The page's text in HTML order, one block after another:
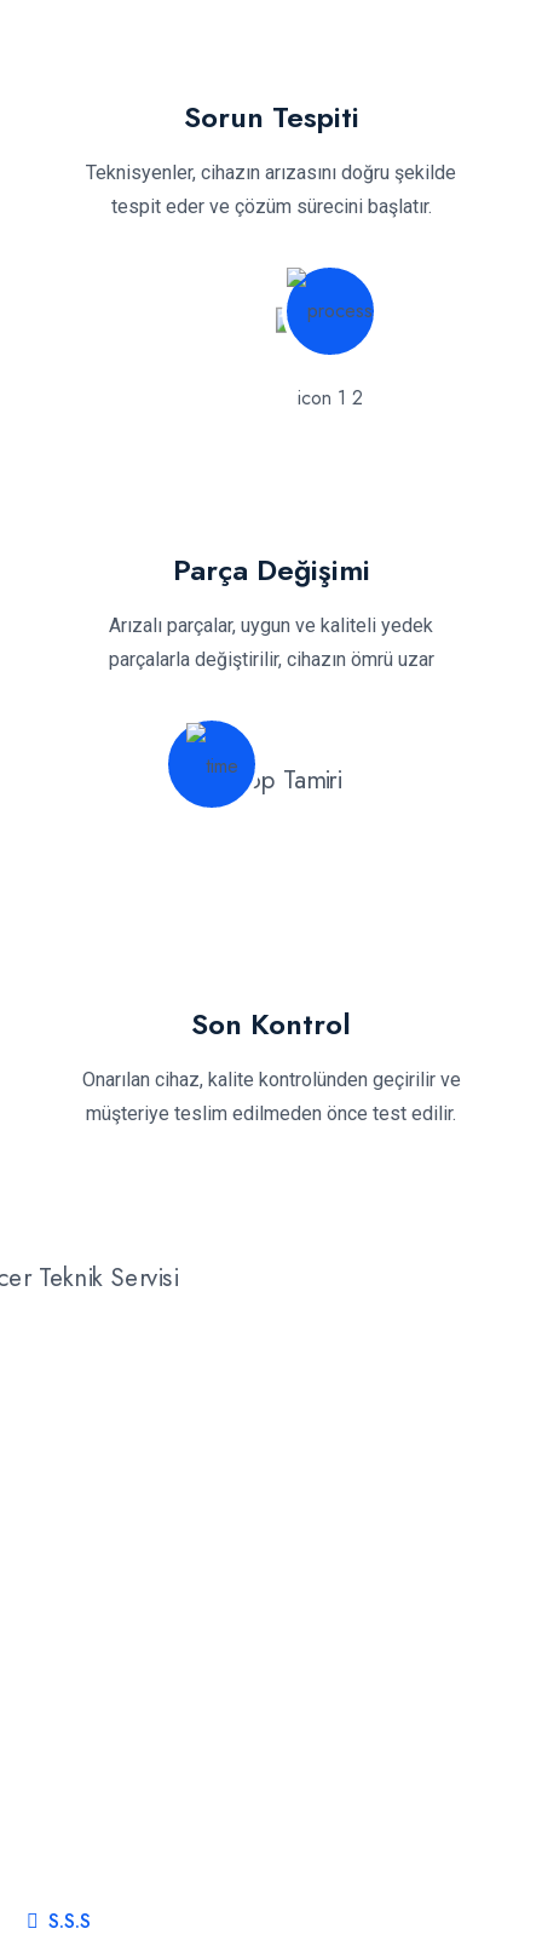
Sorun Tespiti
Teknisyenler, cihazın arızasını doğru şekilde
tespit eder ve çözüm sürecini başlatır.
Parça Değişimi
Arızalı parçalar, uygun ve kaliteli yedek
parçalarla değiştirilir, cihazın ömrü uzar
Son Kontrol
Onarılan cihaz, kalite kontrolünden geçirilir ve
müşteriye teslim edilmeden önce test edilir.
S.S.S